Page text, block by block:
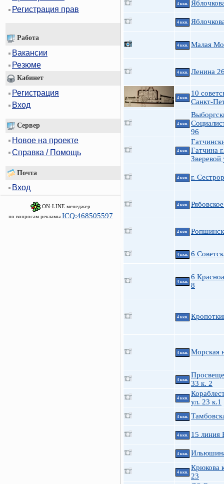
Регистрация прав
Работа
Вакансии
Резюме
Кабинет
Регистрация
Вход
Сервер
Новое на проекте
Справка / Помощь
Почта
Вход
ON-LINE менеджер
по вопросам рекламы ICQ:468505597
4 ккв.
4 ккв.
4 ккв. Малая
4 ккв. Ленина
4 ккв.
10
Санкт-
4 ккв.
96
4 ккв.
Гатчина г.
Зверевой
4 ккв. г.
4 ккв.
4 ккв.
4 ккв. 6
4 ккв.
6
8
4 ккв.
4 ккв. Морская
4 ккв.
33 к. 2
4 ккв.
ул. 23 к.1
4 ккв.
4 ккв. 15 линия
4 ккв.
4 ккв.
Крюкова
23